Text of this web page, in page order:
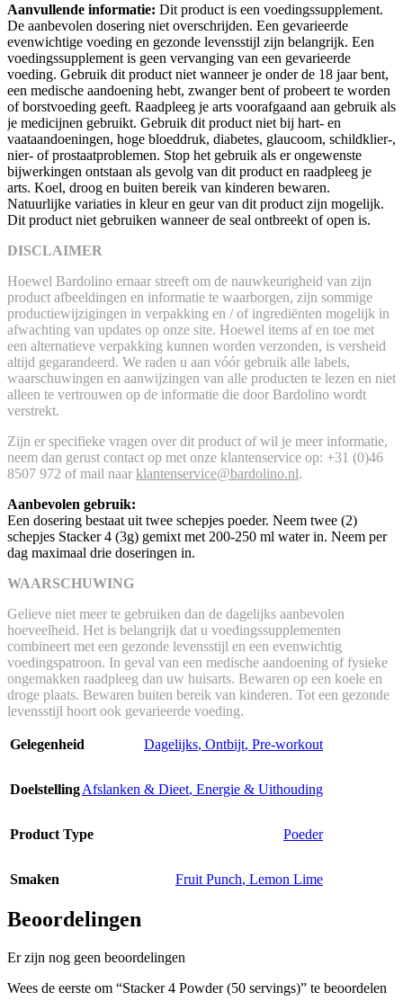
Aanvullende informatie: Dit product is een voedingssupplement.
De aanbevolen dosering niet overschrijden. Een gevarieerde
evenwichtige voeding en gezonde levensstijl zijn belangrijk. Een
voedingssupplement is geen vervanging van een gevarieerde
voeding. Gebruik dit product niet wanneer je onder de 18 jaar bent,
een medische aandoening hebt, zwanger bent of probeert te worden
of borstvoeding geeft. Raadpleeg je arts voorafgaand aan gebruik als
je medicijnen gebruikt. Gebruik dit product niet bij hart- en
vaataandoeningen, hoge bloeddruk, diabetes, glaucoom, schildklier-,
nier- of prostaatproblemen. Stop het gebruik als er ongewenste
bijwerkingen ontstaan als gevolg van dit product en raadpleeg je
arts. Koel, droog en buiten bereik van kinderen bewaren.
Natuurlijke variaties in kleur en geur van dit product zijn mogelijk.
Dit product niet gebruiken wanneer de seal ontbreekt of open is.
DISCLAIMER
Hoewel Bardolino ernaar streeft om de nauwkeurigheid van zijn
product afbeeldingen en informatie te waarborgen, zijn sommige
productiewijzigingen in verpakking en / of ingrediënten mogelijk in
afwachting van updates op onze site. Hoewel items af en toe met
een alternatieve verpakking kunnen worden verzonden, is versheid
altijd gegarandeerd. We raden u aan vóór gebruik alle labels,
waarschuwingen en aanwijzingen van alle producten te lezen en niet
alleen te vertrouwen op de informatie die door Bardolino wordt
verstrekt.
Zijn er specifieke vragen over dit product of wil je meer informatie,
neem dan gerust contact op met onze klantenservice op: +31 (0)46
8507 972 of mail naar klantenservice@bardolino.nl.
Aanbevolen gebruik:
Een dosering bestaat uit twee schepjes poeder. Neem twee (2)
schepjes Stacker 4 (3g) gemixt met 200-250 ml water in. Neem per
dag maximaal drie doseringen in.
WAARSCHUWING
Gelieve niet meer te gebruiken dan de dagelijks aanbevolen
hoeveelheid. Het is belangrijk dat u voedingssupplementen
combineert met een gezonde levensstijl en een evenwichtig
voedingspatroon. In geval van een medische aandoening of fysieke
ongemakken raadpleeg dan uw huisarts. Bewaren op een koele en
droge plaats. Bewaren buiten bereik van kinderen. Tot een gezonde
levensstijl hoort ook gevarieerde voeding.
Gelegenheid Dagelijks, Ontbijt, Pre-workout
DoelstellingAfslanken & Dieet, Energie & Uithouding
Product Type Poeder
Smaken Fruit Punch, Lemon Lime
Beoordelingen
Er zijn nog geen beoordelingen
Wees de eerste om “Stacker 4 Powder (50 servings)” te beoordelen